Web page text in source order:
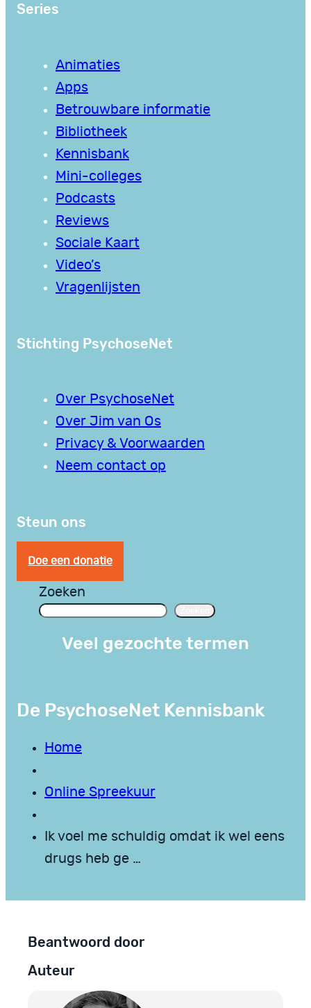
Series
Animaties
Apps
Betrouwbare informatie
Bibliotheek
Kennisbank
Mini-colleges
Podcasts
Reviews
Sociale Kaart
Video’s
Vragenlijsten
Stichting PsychoseNet
Over PsychoseNet
Over Jim van Os
Privacy & Voorwaarden
Neem contact op
Steun ons
Doe een donatie
Zoeken
Veel gezochte termen
De PsychoseNet Kennisbank
Home
Online Spreekuur
Ik voel me schuldig omdat ik wel eens
drugs heb ge …
Beantwoord door
Auteur